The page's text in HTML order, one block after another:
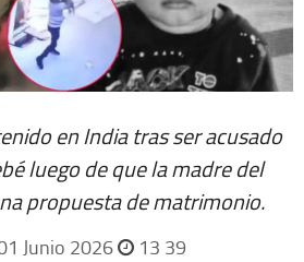
en India tras ser acusado
luego de que la madre del
propuesta de matrimonio.
Junio 2026 13 39